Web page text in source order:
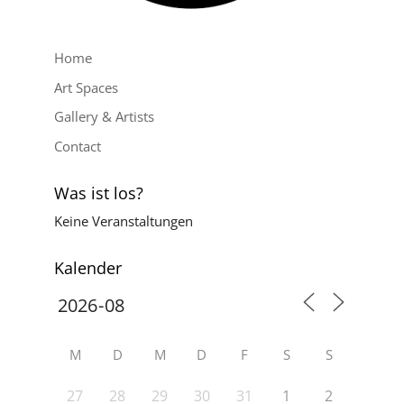
Home
Art Spaces
Gallery & Artists
Contact
Was ist los?
Keine Veranstaltungen
Kalender
M D M D F S S
27 28 29 30 31 1 2